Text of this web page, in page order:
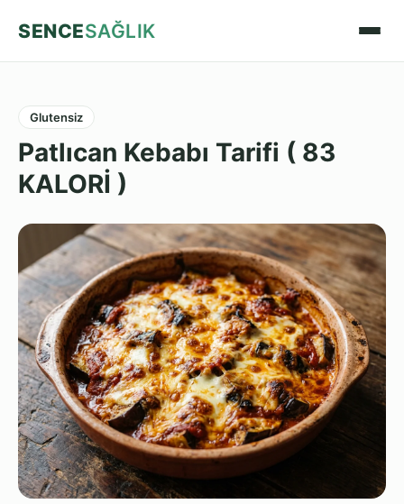
SENCESAĞLIK
Glutensiz
Patlıcan Kebabı Tarifi ( 83
KALORİ )